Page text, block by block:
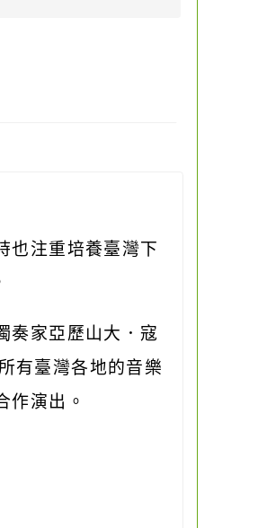
也注重培養臺灣下
奏家亞歷山大．寇
有臺灣各地的音樂
作演出。